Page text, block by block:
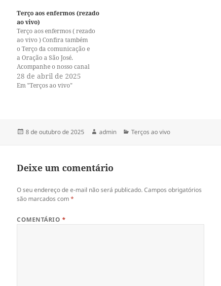
n
o
T
w
i
t
t
e
r
(
a
b
v
a
l
n
a
c
e
b
o
o
k
(
a
o
v
e
)
Terço aos enfermos (rezado
ao vivo)
Terço aos enfermos ( rezado
ao vivo ) Confira também
o Terço da comunicação e
a Oração a São José.
Acompanhe o nosso canal
no Youtube e o nosso perfil
no Instagram. A paz de Jesus!
28 de abril de 2025
Em "Terços ao vivo"
Publicado
8 de outubro de 2025 Autor
admin Categorias
Terços ao vivo
Deixe um comentário
O seu endereço de e-mail não será publicado. Campos obrigatórios
são marcados com*
COMENTÁRIO *